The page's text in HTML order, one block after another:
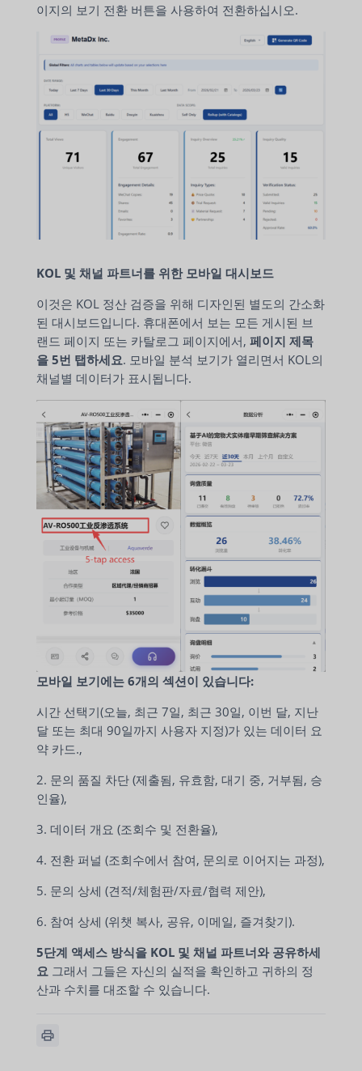
이지의 보기 전환 버튼을 사용하여 전환하십시오.
KOL 및 채널 파트너를 위한 모바일 대시보드
이것은 KOL 정산 검증을 위해 디자인된 별도의 간소화
된 대시보드입니다. 휴대폰에서 보는 모든 게시된 브
랜드 페이지 또는 카탈로그 페이지에서, 페이지 제목
을 5번 탭하세요. 모바일 분석 보기가 열리면서 KOL의
채널별 데이터가 표시됩니다.
모바일 보기에는 6개의 섹션이 있습니다:
시간 선택기(오늘, 최근 7일, 최근 30일, 이번 달, 지난
달 또는 최대 90일까지 사용자 지정)가 있는 데이터 요
약 카드.,
2. 문의 품질 차단 (제출됨, 유효함, 대기 중, 거부됨, 승
인율),
3. 데이터 개요 (조회수 및 전환율),
4. 전환 퍼널 (조회수에서 참여, 문의로 이어지는 과정),
5. 문의 상세 (견적/체험판/자료/협력 제안),
6. 참여 상세 (위챗 복사, 공유, 이메일, 즐겨찾기).
5단계 액세스 방식을 KOL 및 채널 파트너와 공유하세
요 그래서 그들은 자신의 실적을 확인하고 귀하의 정
산과 수치를 대조할 수 있습니다.